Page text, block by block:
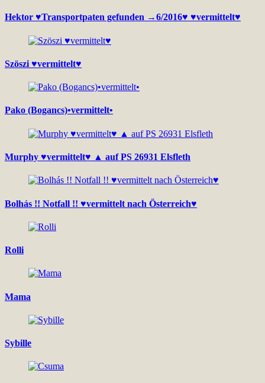
Hektor ♥Transportpaten gefunden →6/2016♥ ♥vermittelt♥
Szöszi ♥vermittelt♥
Pako (Bogancs)•vermittelt•
Murphy ♥vermittelt♥ ▲ auf PS 26931 Elsfleth
Bolhás !! Notfall !! ♥vermittelt nach Österreich♥
Rolli
Mama
Sybille